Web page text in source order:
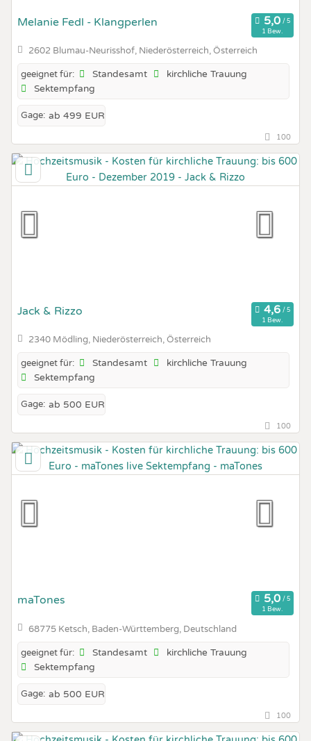
Melanie Fedl - Klangperlen
1 Bew.
2602 Blumau-Neurisshof, Niederösterreich, Österreich
geeignet für: Standesamt
kirchliche Trauung
Sektempfang
Gage: ab 499 EUR
100
Jack & Rizzo
1 Bew.
2340 Mödling, Niederösterreich, Österreich
geeignet für: Standesamt
kirchliche Trauung
Sektempfang
Gage: ab 500 EUR
100
maTones
1 Bew.
68775 Ketsch, Baden-Württemberg, Deutschland
geeignet für: Standesamt
kirchliche Trauung
Sektempfang
Gage: ab 500 EUR
100